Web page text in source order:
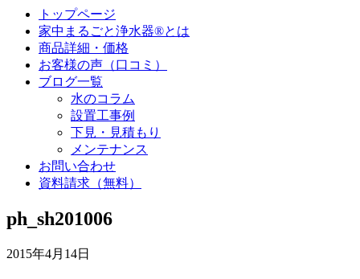
トップページ
家中まるごと浄水器®とは
商品詳細・価格
お客様の声（口コミ）
ブログ一覧
水のコラム
設置工事例
下見・見積もり
メンテナンス
お問い合わせ
資料請求（無料）
ph_sh201006
2015年4月14日